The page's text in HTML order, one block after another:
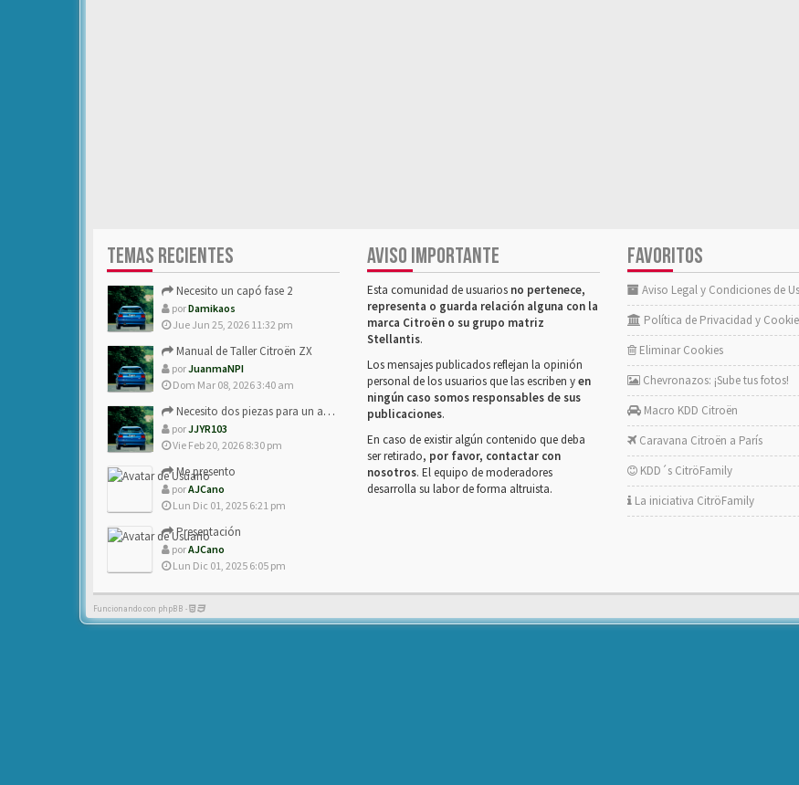
TEMAS RECIENTES
Necesito un capó fase 2
porDamikaos
Jue Jun 25, 2026 11:32 pm
Manual de Taller Citroën ZX
porJuanmaNPI
Dom Mar 08, 2026 3:40 am
Necesito dos piezas para un amigo con ZX.
porJJYR103
Vie Feb 20, 2026 8:30 pm
Me presento
porAJCano
Lun Dic 01, 2025 6:21 pm
Presentación
porAJCano
Lun Dic 01, 2025 6:05 pm
AVISO IMPORTANTE
Esta comunidad de usuarios no pertenece,
representa o guarda relación alguna con la
marca Citroën o su grupo matriz
Stellantis.
Los mensajes publicados reflejan la opinión
personal de los usuarios que las escriben yen
ningún caso somos responsables de sus
publicaciones.
En caso de existir algún contenido que deba
ser retirado, por favor, contactar con
nosotros. El equipo de moderadores
desarrolla su labor de forma altruista.
FAVORITOS
Aviso Legal y Condiciones de
Política de Privacidad y
Eliminar Cookies
Chevronazos: ¡Sube tus fotos!
Macro KDD Citroën
Caravana Citroën a París
KDD´s CitröFamily
La iniciativa CitröFamily
Funcionando con phpBB -